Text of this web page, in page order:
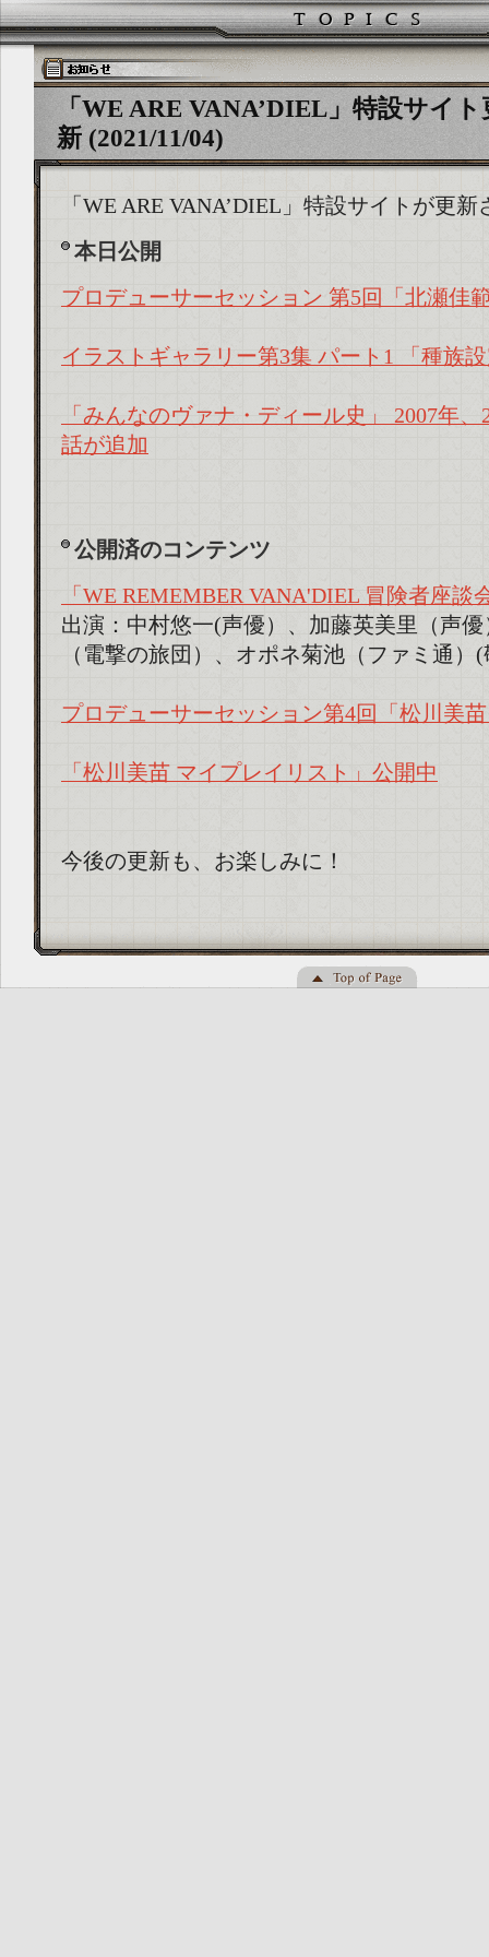
「WE ARE VANA’DIEL」特設サイト
新 (2021/11/04)
「WE ARE VANA’DIEL」特設サイトが更
本日公開
プロデューサーセッション 第5回「北瀬佳
イラストギャラリー第3集 パート1 「種族
「みんなのヴァナ・ディール史」 2007年
話が追加
公開済のコンテンツ
「WE REMEMBER VANA'DIEL 冒険者座談
出演：中村悠一(声優）、加藤英美里（声
（電撃の旅団）、オポネ菊池（ファミ通）
プロデューサーセッション第4回「松川美
「松川美苗 マイプレイリスト」公開中
今後の更新も、お楽しみに！